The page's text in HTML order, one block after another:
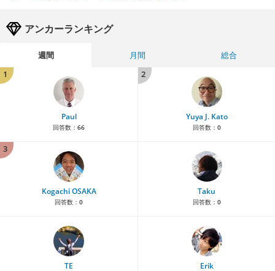
アンカーランキング
週間 月間
総合
1
Paul
回答数： 66
2
Yuya J. Kato
回答数： 0
3
Kogachi OSAKA
回答数： 0
Taku
回答数： 0
TE Erik